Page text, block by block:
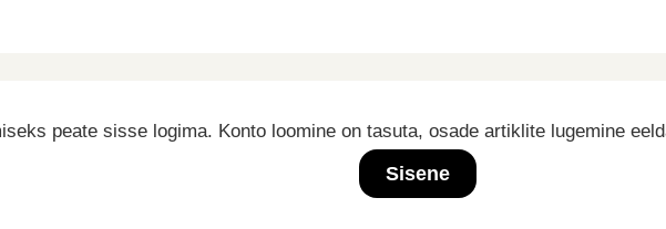
peate sisse logima. Konto loomine on tasuta, osade artiklite lugemine
Sisene